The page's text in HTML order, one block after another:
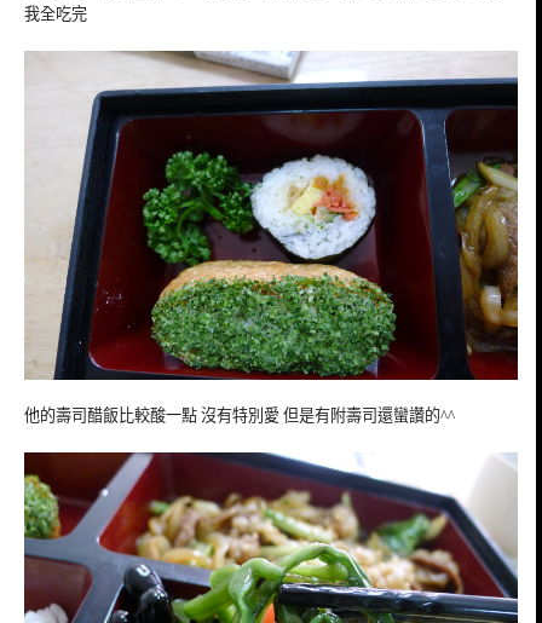
我全吃完
他的壽司醋飯比較酸一點 沒有特別愛 但是有附壽司還蠻讚的^^